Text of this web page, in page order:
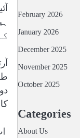
February 2026
January 2026
December 2025
November 2025
October 2025
Categories
About Us